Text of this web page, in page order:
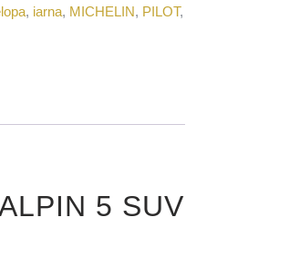
, iarna, MICHELIN, PILOT,
5 SUV